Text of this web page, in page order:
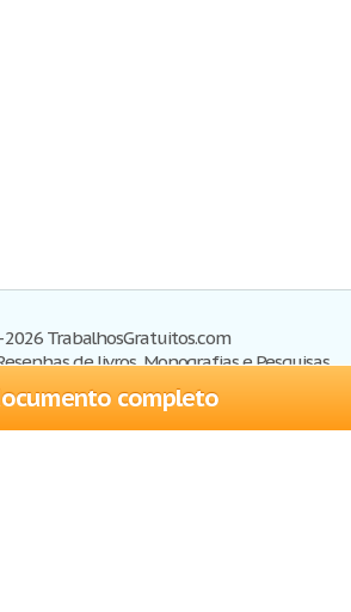
completo
TrabalhosGratuitos.com
de livros, Monografias e Pesquisas